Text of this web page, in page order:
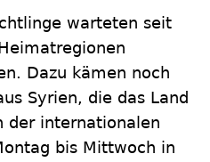
warteten seit
Dazu kämen noch
Syrien, die das Land
der internationalen
bis Mittwoch in